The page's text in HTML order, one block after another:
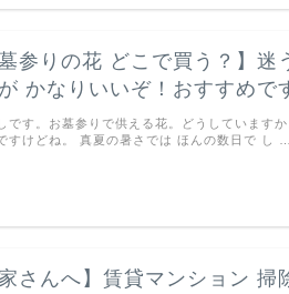
墓参りの花 どこで買う？】迷
かなりいいぞ！おすすめで
です。お墓参りで供える花。どうしています
すけどね。 真夏の暑さでは ほんの数日で し …
家さんへ】賃貸マンション 掃